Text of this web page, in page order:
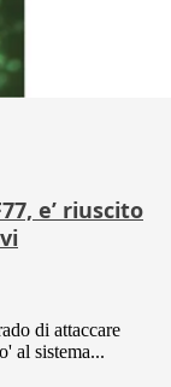
e’ riuscito
di attaccare
al sistema...